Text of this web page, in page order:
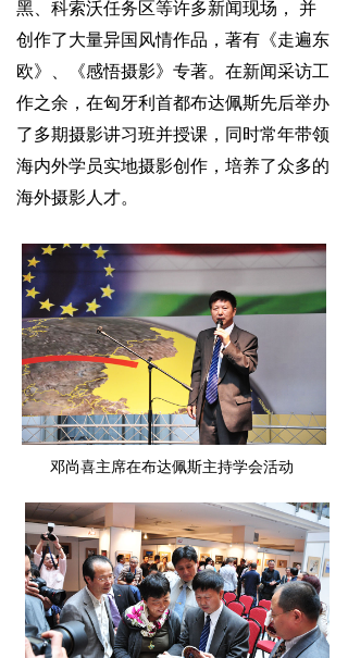
邓尚喜主席在布达佩斯主持学会活动
黑、科索沃任务区等许多新闻现场， 并
创作了大量异国风情作品，著有《走遍东
欧》、《感悟摄影》专著。在新闻采访工
作之余，在匈牙利首都布达佩斯先后举办
了多期摄影讲习班并授课，同时常年带领
海内外学员实地摄影创作，培养了众多的
海外摄影人才。